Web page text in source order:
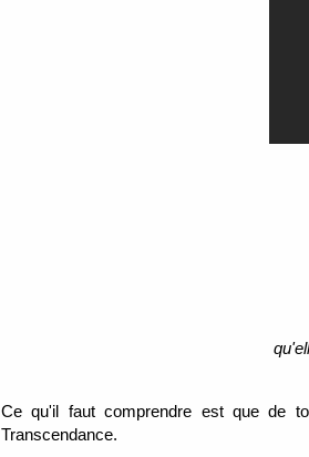
Ce qu'il faut comprendre est que de
Transcendance.